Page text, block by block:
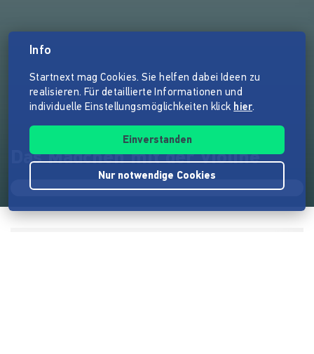
Das Mädchen mit der Violine
Info
Startnext mag Cookies. Sie helfen dabei Ideen zu
realisieren. Für detaillierte Informationen und
individuelle Einstellungsmöglichkeiten klick hier.
Einverstanden
Nur notwendige Cookies